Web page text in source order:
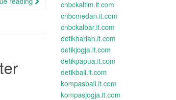
cnbckaltim.it.com
cnbcmedan.it.com
cnbckalbar.it.com
detikharian.it.com
detikjogja.it.com
detikpapua.it.com
detikbali.it.com
kompasbali.it.com
kompasjogja.it.com